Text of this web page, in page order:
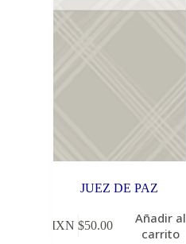
JUEZ DE PAZ
MXN $50.00
Añadir al
carrito